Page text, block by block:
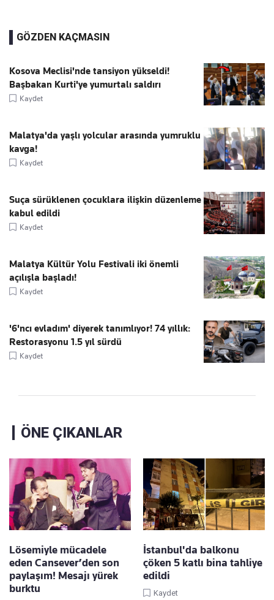
GÖZDEN KAÇMASIN
Kosova Meclisi'nde tansiyon yükseldi!
Başbakan Kurti'ye yumurtalı saldırı
Kaydet
Malatya'da yaşlı yolcular arasında yumruklu
kavga!
Kaydet
Suça sürüklenen çocuklara ilişkin düzenleme
kabul edildi
Kaydet
Malatya Kültür Yolu Festivali iki önemli
açılışla başladı!
Kaydet
'6'ncı evladım' diyerek tanımlıyor! 74 yıllık:
Restorasyonu 1.5 yıl sürdü
Kaydet
ÖNE ÇIKANLAR
Lösemiyle mücadele
eden Cansever’den son
paylaşım! Mesajı yürek
burktu
İstanbul'da balkonu
çöken 5 katlı bina tahliye
edildi
Kaydet